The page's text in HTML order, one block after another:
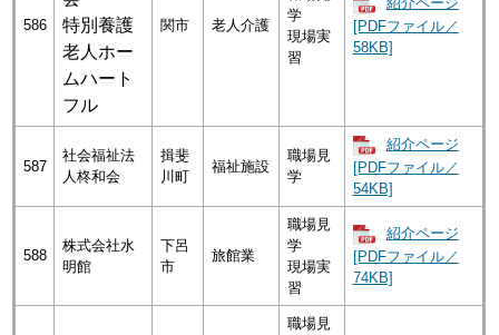
586
特別養護
老人ホー
ムハート
フル
関市 老人介護
学
現場実
習
[PDFファイル／
58KB]
587
社会福祉法
人柊和会
揖斐
川町
福祉施設
職場見
学
紹介ページ
[PDFファイル／
54KB]
588
株式会社水
明館
下呂
市
旅館業
職場見
学
現場実
習
紹介ページ
[PDFファイル／
74KB]
職場見